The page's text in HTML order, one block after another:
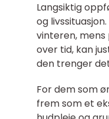
Langsiktig
og
vinteren, mens
over tid, kan
den trenger
For dem som
frem som et